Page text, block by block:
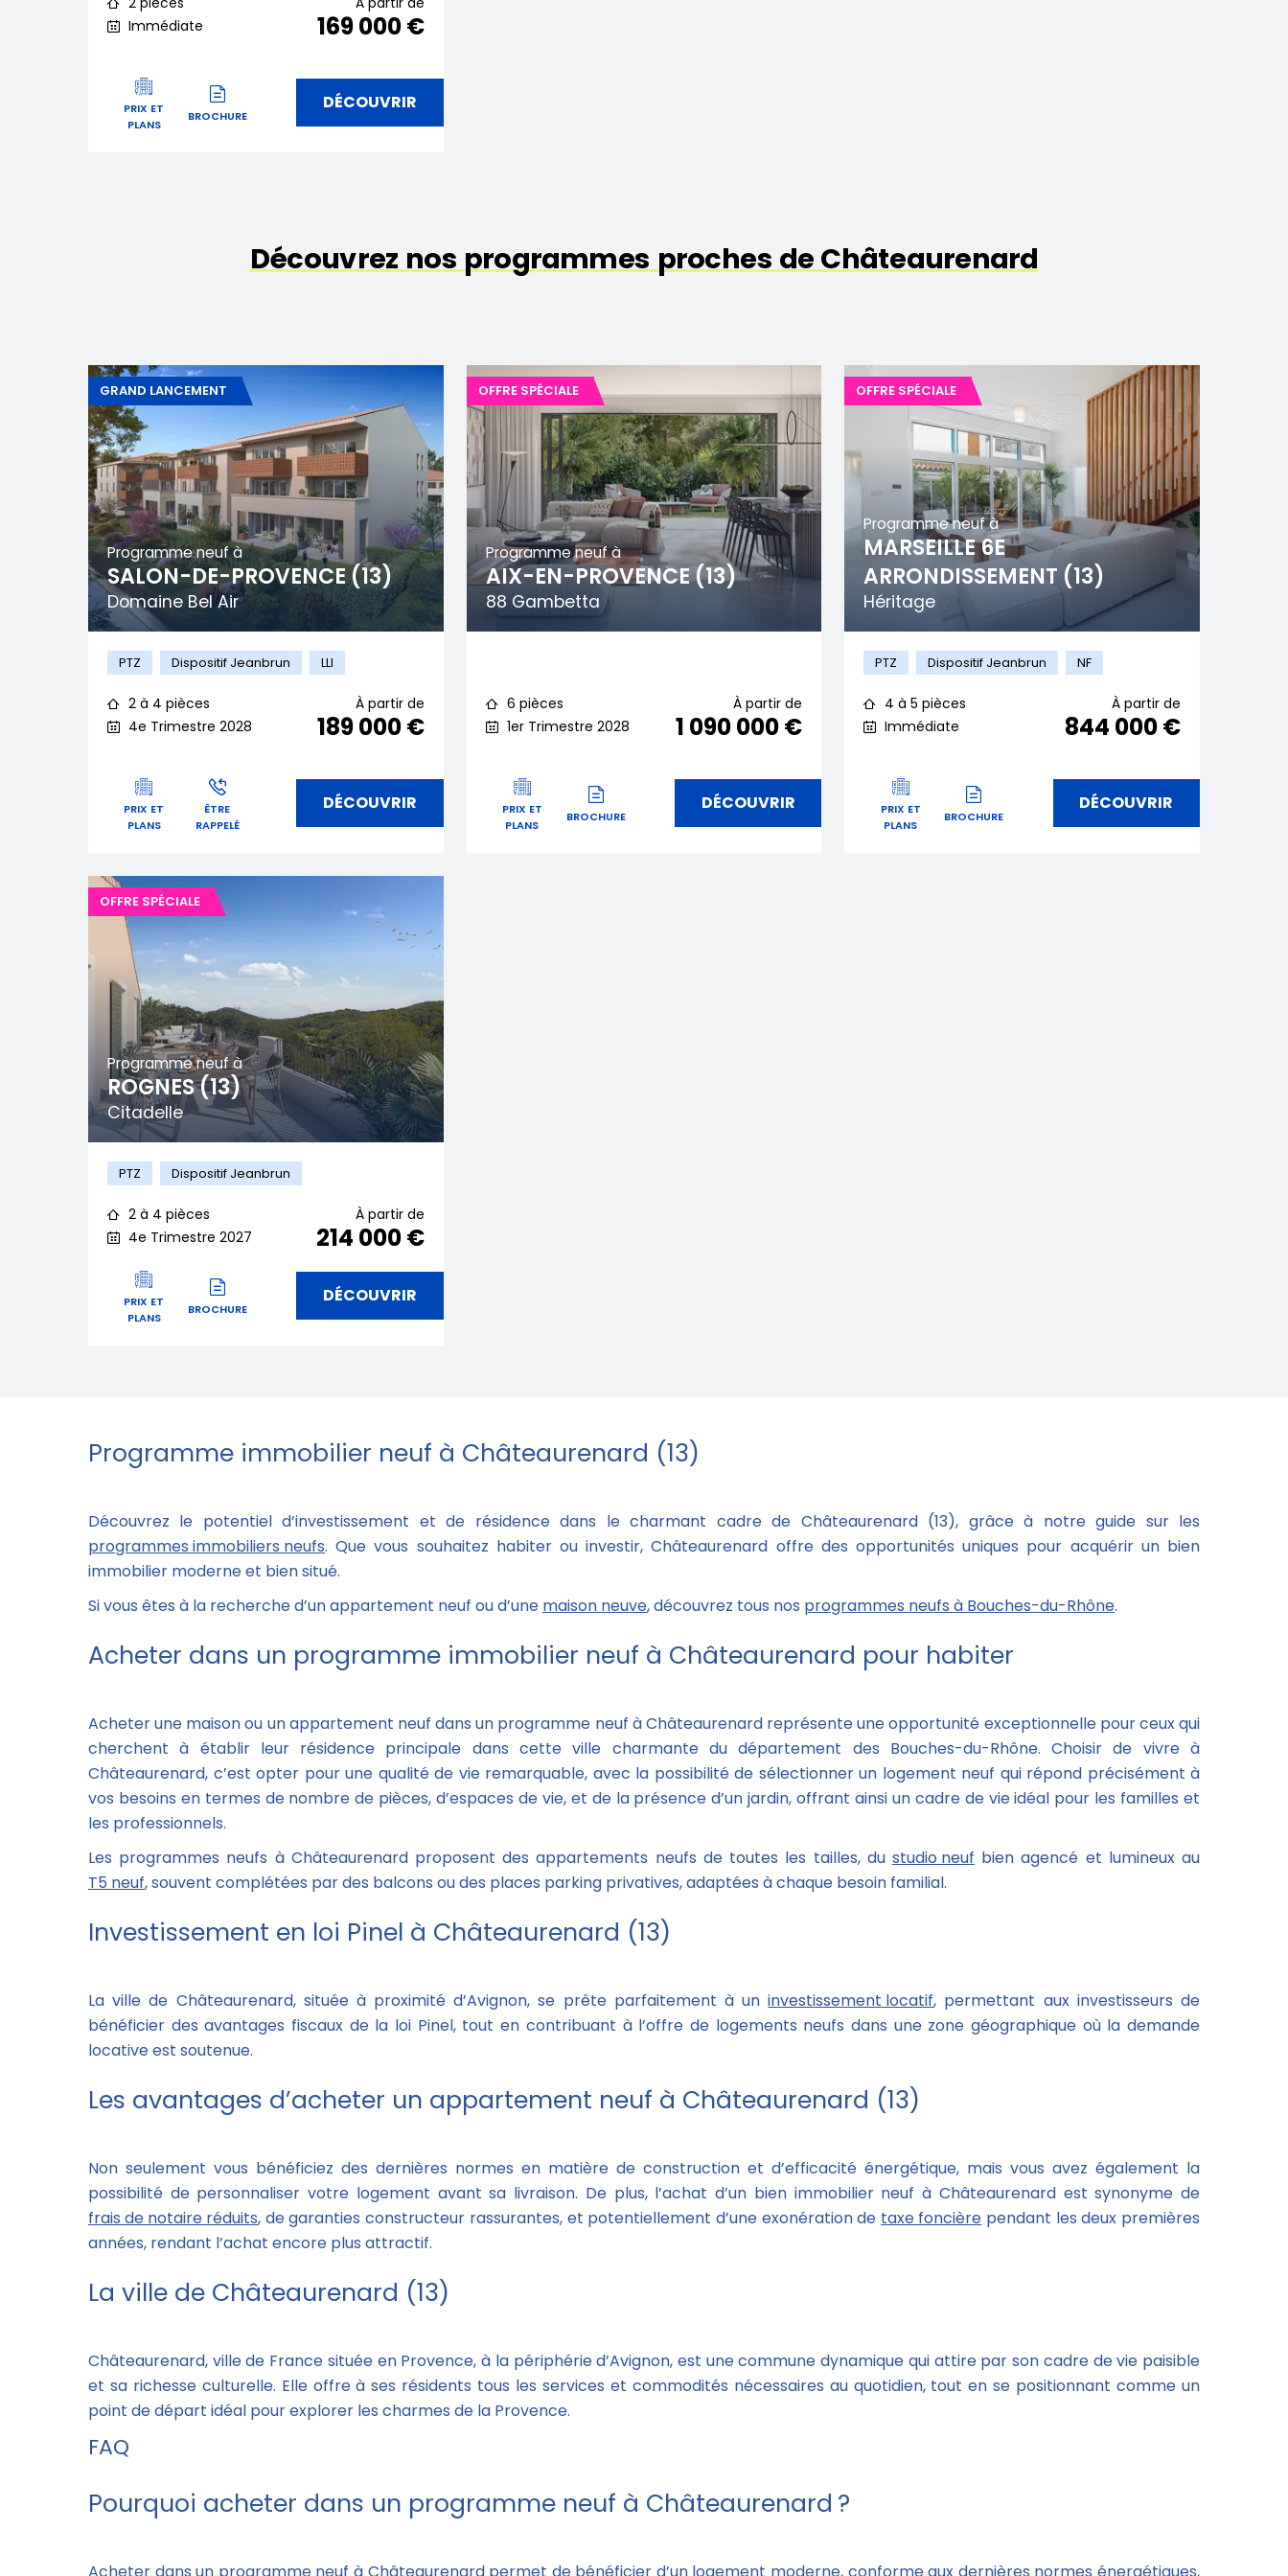
Immédiate
169 000 €
PRIX ET
PLANS
BROCHURE
DÉCOUVRIR
Découvrez nos programmes proches de Châteaurenard
Programme neuf à
SALON-DE-PROVENCE (13)
Domaine Bel Air
GRAND LANCEMENT
PTZ Dispositif Jeanbrun LLI
2 à 4 pièces
4e Trimestre 2028
À partir de
189 000 €
PRIX ET
PLANS
ÊTRE
RAPPELÉ
DÉCOUVRIR
Programme neuf à
AIX-EN-PROVENCE (13)
88 Gambetta
OFFRE SPÉCIALE
6 pièces
1er Trimestre 2028
À partir de
1 090 000 €
PRIX ET
PLANS
BROCHURE
DÉCOUVRIR
Programme neuf à
MARSEILLE 6E
ARRONDISSEMENT (13)
Héritage
OFFRE SPÉCIALE
PTZ Dispositif Jeanbrun NF
4 à 5 pièces
Immédiate
À partir de
844 000 €
PRIX ET
PLANS
BROCHURE
DÉCOUVRIR
Programme neuf à
ROGNES (13)
Citadelle
OFFRE SPÉCIALE
PTZ Dispositif Jeanbrun
2 à 4 pièces
4e Trimestre 2027
À partir de
214 000 €
PRIX ET
PLANS
BROCHURE
DÉCOUVRIR
Programme immobilier neuf à Châteaurenard (13)
Découvrez le potentiel d’investissement et de résidence dans le charmant cadre de Châteaurenard (13), grâce à notre guide sur les
programmes immobiliers neufs. Que vous souhaitez habiter ou investir, Châteaurenard offre des opportunités uniques pour acquérir un bien
immobilier moderne et bien situé.
Si vous êtes à la recherche d’un appartement neuf ou d’une maison neuve, découvrez tous nos programmes neufs à Bouches-du-Rhône.
Acheter dans un programme immobilier neuf à Châteaurenard pour habiter
Acheter une maison ou un appartement neuf dans un programme neuf à Châteaurenard représente une opportunité exceptionnelle pour ceux qui
cherchent à établir leur résidence principale dans cette ville charmante du département des Bouches-du-Rhône. Choisir de vivre à
Châteaurenard, c’est opter pour une qualité de vie remarquable, avec la possibilité de sélectionner un logement neuf qui répond précisément à
vos besoins en termes de nombre de pièces, d’espaces de vie, et de la présence d’un jardin, offrant ainsi un cadre de vie idéal pour les familles et
les professionnels.
Les programmes neufs à Châteaurenard proposent des appartements neufs de toutes les tailles, du studio neuf bien agencé et lumineux au
T5 neuf, souvent complétées par des balcons ou des places parking privatives, adaptées à chaque besoin familial.
Investissement en loi Pinel à Châteaurenard (13)
La ville de Châteaurenard, située à proximité d’Avignon, se prête parfaitement à uninvestissement locatif, permettant aux investisseurs de
bénéficier des avantages fiscaux de la loi Pinel, tout en contribuant à l’offre de logements neufs dans une zone géographique où la demande
locative est soutenue.
Les avantages d’acheter un appartement neuf à Châteaurenard (13)
Non seulement vous bénéficiez des dernières normes en matière de construction et d’efficacité énergétique, mais vous avez également la
possibilité de personnaliser votre logement avant sa livraison. De plus, l’achat d’un bien immobilier neuf à Châteaurenard est synonyme de
frais de notaire réduits, de garanties constructeur rassurantes, et potentiellement d’une exonération de taxe foncière pendant les deux premières
années, rendant l’achat encore plus attractif.
La ville de Châteaurenard (13)
Châteaurenard, ville de France située en Provence, à la périphérie d’Avignon, est une commune dynamique qui attire par son cadre de vie paisible
et sa richesse culturelle. Elle offre à ses résidents tous les services et commodités nécessaires au quotidien, tout en se positionnant comme un
point de départ idéal pour explorer les charmes de la Provence.
FAQ
Pourquoi acheter dans un programme neuf à Châteaurenard ?
Acheter dans un programme neuf à Châteaurenard permet de bénéficier d’un logement moderne, conforme aux dernières normes énergétiques,